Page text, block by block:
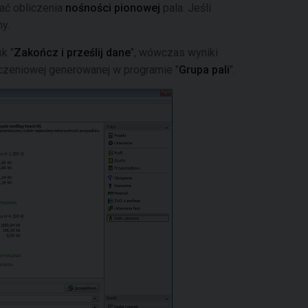
obliczenia nośności pionowej pala. Jeśli
"Zakończ i prześlij dane", wówczas wyniki
generowanej w programie "Grupa pali".